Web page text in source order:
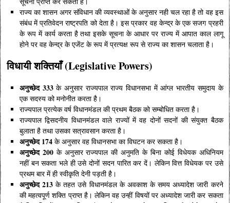
राज्य का शासन अगर संविधान की व्यवस्थाओं के अनुसार नही चल रहा है तो वह इस
संबंध में प्रतिवेदन राष्ट्रपति को देता है। इस प्रकार वह केन्द्र के एक सजग प्रहरी
के रूप में कार्य करता है तथा इसके सूचना के आधार पर राज्य में आपात काल लागू
होने पर वह केन्द्र के एजेंट के रूप में प्रत्यक्ष रूप से राज्य का शासन चलाता है।
विधायी शक्तियाँ (Legislative Powers)
अनुच्छेद 333के अनुसार राज्यपाल राज्य विधानसभा में आंग्ल भारतीय समुदाय के
एक सदस्य को मनोनीत करता है।
राज्यपाल प्रत्येक वर्ष विधानमंडल की प्रथम बैठक को सम्बोधित करता है।
राज्यपाल द्विसदनीय विधानमंडल वाले राज्यों में वह दोनों सदनों की संयुक्त बैठक
बुलाता है तथा उसका सत्रावसान करता है।
अनुच्छेद 174के अनुसार वह विधानसभा का विघटन कर सकता है।
अनुच्छेद 200के अनुसार राज्यपाल की अनुमति के बिना कोई विधेयक अधिनियम
नहीं बन सकता भले ही उसे दोनों सदन पारित कर दें। लेकिन वित्त विधेयक पर उसे
प्रथम बार में ही स्वीकृति देनी पड़ती है।
अनुच्छेद 213 के तहत उसे विधानमंडल के अवकाश के समय अध्यादेश जारी करने
की महत्वपूर्ण शक्ति प्राप्त है। लेकिन वह उन्हीं विषयों पर अध्यादेश जारी कर सकता